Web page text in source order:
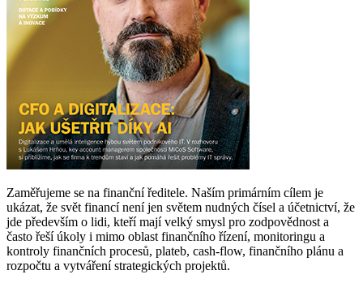
Zaměřujeme se na finanční ředitele. Naším primárním cílem je
ukázat, že svět financí není jen světem nudných čísel a účetnictví, že
jde především o lidi, kteří mají velký smysl pro zodpovědnost a
často řeší úkoly i mimo oblast finančního řízení, monitoringu a
kontroly finančních procesů, plateb, cash-flow, finančního plánu a
rozpočtu a vytváření strategických projektů.